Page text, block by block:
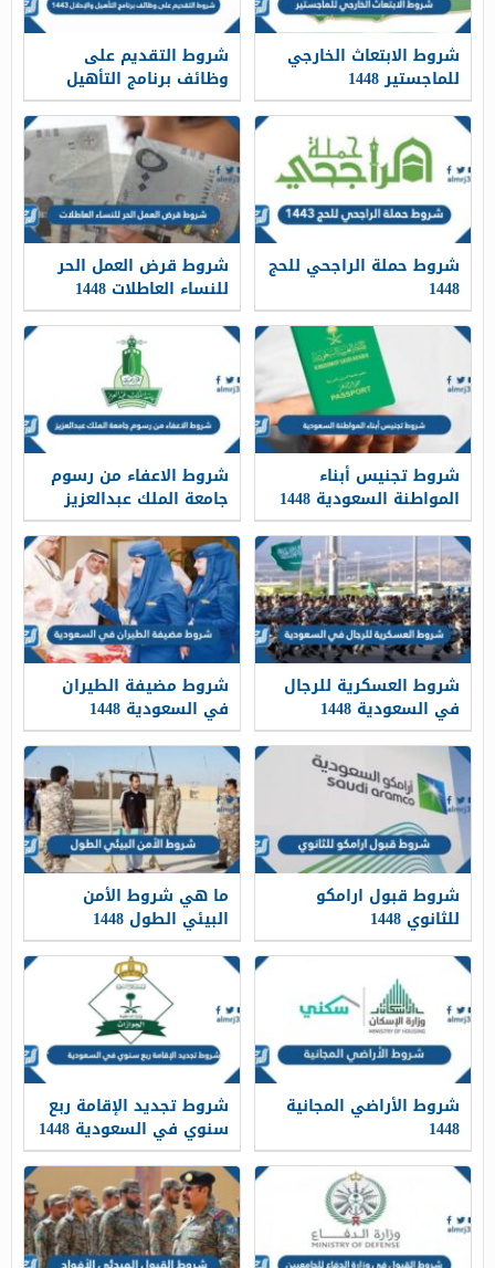
شروط الابتعاث الخارجي
للماجستير 1448
شروط التقديم على
وظائف برنامج التأهيل
والإحلال 1448
شروط حملة الراجحي للحج
1448
شروط قرض العمل الحر
للنساء العاطلات 1448
شروط تجنيس أبناء
المواطنة السعودية 1448
شروط الاعفاء من رسوم
جامعة الملك عبدالعزيز
1448
شروط العسكرية للرجال
في السعودية 1448
شروط مضيفة الطيران
في السعودية 1448
شروط قبول ارامكو
للثانوي 1448
ما هي شروط الأمن
البيئي الطول 1448
شروط الأراضي المجانية
1448
شروط تجديد الإقامة ربع
سنوي في السعودية 1448